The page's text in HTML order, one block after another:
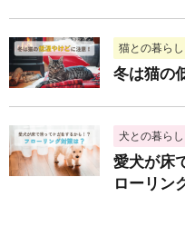
猫との暮らし
冬は猫の
犬との暮らし
愛犬が床
ローリン